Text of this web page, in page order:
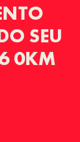
SEU
0KM